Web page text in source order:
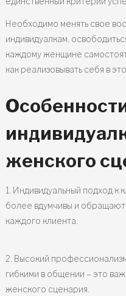
Необходимо менять свое
индивидуалкам,
каждому женщине
как реализовывать себя в
женского
1. Индивидуальный подход к
более вдумчивы и
каждого клиента.
2. Высокий
гибкими в общении – это
женского сценария.